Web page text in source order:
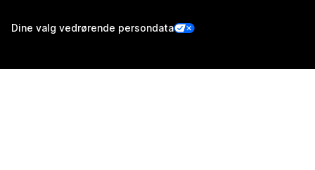
Dine valg vedrørende persondata